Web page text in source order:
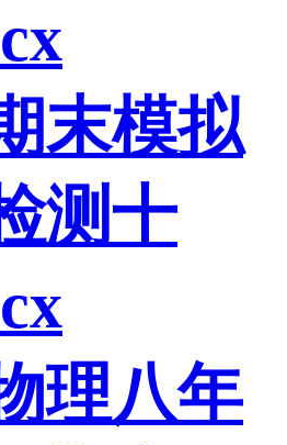
末模拟
测十
理八年